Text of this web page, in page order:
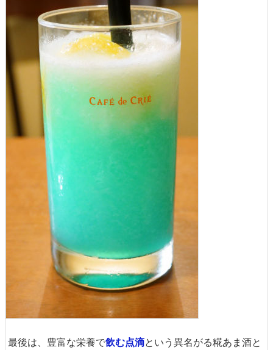
最後は、豊富な栄養で飲む点滴という異名がる糀あま酒と